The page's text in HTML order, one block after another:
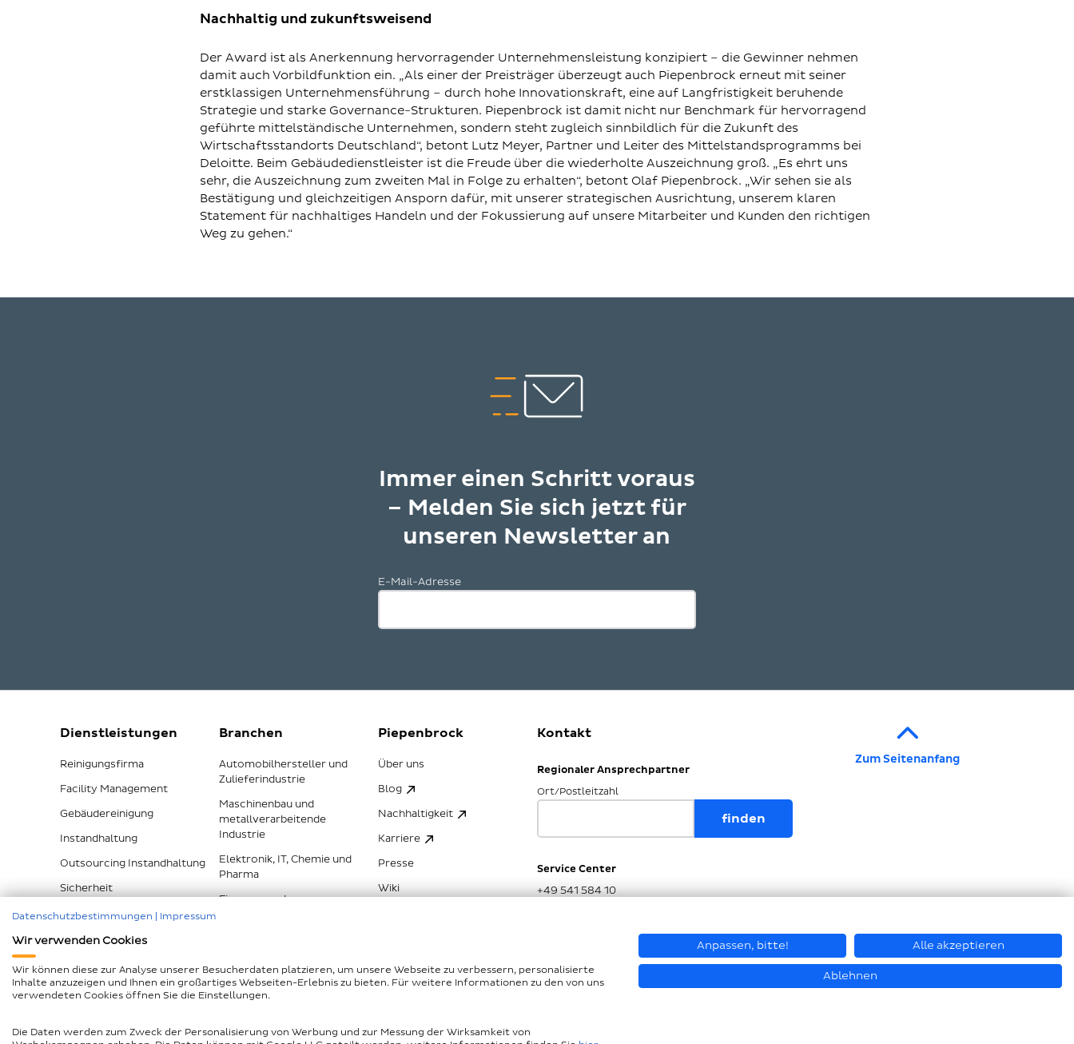
Nachhaltig und zukunftsweisend
Der Award ist als Anerkennung hervorragender Unternehmensleistung konzipiert – die Gewinner nehmen
damit auch Vorbildfunktion ein. „Als einer der Preisträger überzeugt auch Piepenbrock erneut mit seiner
erstklassigen Unternehmensführung – durch hohe Innovationskraft, eine auf Langfristigkeit beruhende
Strategie und starke Governance-Strukturen. Piepenbrock ist damit nicht nur Benchmark für hervorragend
geführte mittelständische Unternehmen, sondern steht zugleich sinnbildlich für die Zukunft des
Wirtschaftsstandorts Deutschland“, betont Lutz Meyer, Partner und Leiter des Mittelstandsprogramms bei
Deloitte. Beim Gebäudedienstleister ist die Freude über die wiederholte Auszeichnung groß. „Es ehrt uns
sehr, die Auszeichnung zum zweiten Mal in Folge zu erhalten“, betont Olaf Piepenbrock. „Wir sehen sie als
Bestätigung und gleichzeitigen Ansporn dafür, mit unserer strategischen Ausrichtung, unserem klaren
Statement für nachhaltiges Handeln und der Fokussierung auf unsere Mitarbeiter und Kunden den richtigen
Weg zu gehen.“
Immer einen Schritt voraus
– Melden Sie sich jetzt für
unseren Newsletter an
E-Mail-Adresse
Dienstleistungen
Reinigungsfirma
Facility Management
Gebäudereinigung
Instandhaltung
Outsourcing Instandhaltung
Sicherheit
Branchen
Automobilhersteller und
Zulieferindustrie
Maschinenbau und
metallverarbeitende
Industrie
Elektronik, IT, Chemie und
Pharma
Finanzen und
Erfolgsgeschichten
Piepenbrock
Über uns
Blog
Nachhaltigkeit
Karriere
Presse
Wiki
Kontakt
Regionaler Ansprechpartner
Ort/Postleitzahl
Service Center
+49 541 584 10
Zum Seitenanfang
Datenschutzbestimmungen Impressum
Wir verwenden Cookies
Wir können diese zur Analyse unserer Besucherdaten platzieren, um unsere Webseite zu verbessern, personalisierte
Inhalte anzuzeigen und Ihnen ein großartiges Webseiten-Erlebnis zu bieten. Für weitere Informationen zu den von uns
verwendeten Cookies öffnen Sie die Einstellungen.
Die Daten werden zum Zweck der Personalisierung von Werbung und zur Messung der Wirksamkeit von
Anpassen, bitte! Alle akzeptieren
Ablehnen